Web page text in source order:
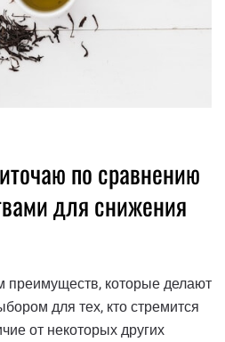
по сравнению
для снижения
преимуществ, которые делают
для тех, кто стремится
от некоторых других